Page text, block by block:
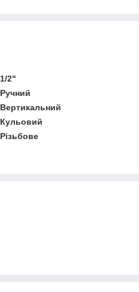
1/2"
Ручний
Вертикальний
Кульовий
Різьбове